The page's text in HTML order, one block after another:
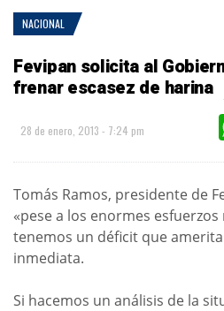
NACIONAL
Fevipan solicita al
frenar escasez de harina
28 de enero, 2013 - 7:24 pm
Tomás Ramos, presidente de
«pese a los enormes
tenemos un déficit que
inmediata.
Si hacemos un análisis de la